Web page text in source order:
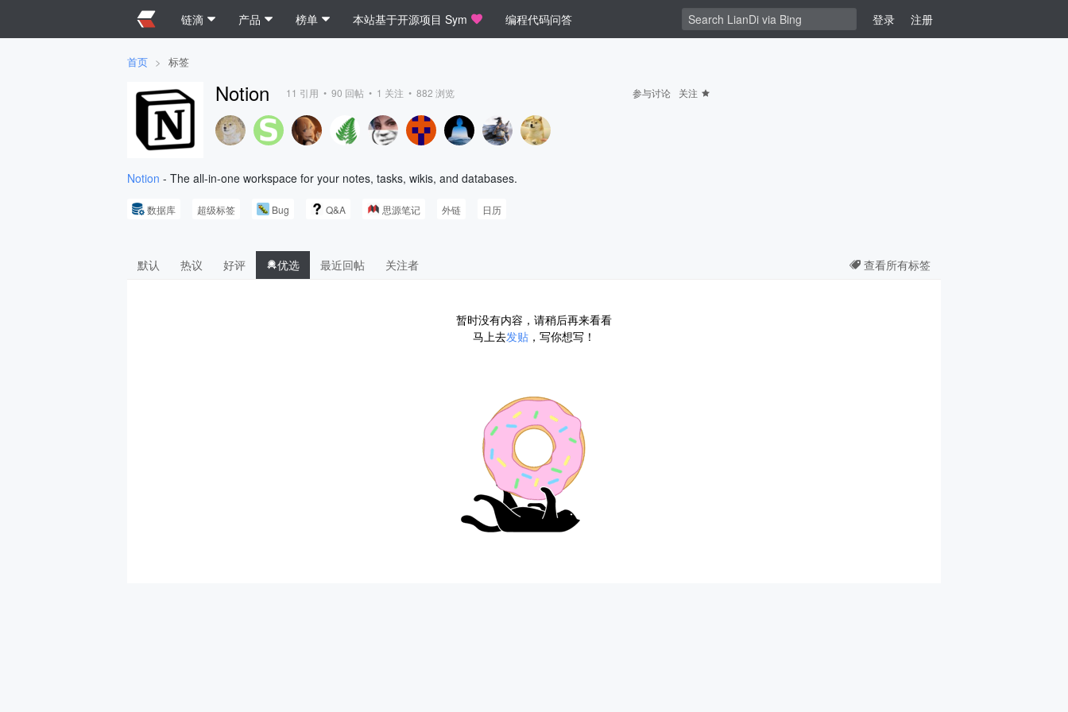
链滴 产品 榜单 本站基于开源项目 Sym 编程代码问答 登录 注册
首页 > 标签
Notion 11 引用 • 90 回帖 • 1 关注 • 882 浏览 参与讨论 关注
Notion - The all-in-one workspace for your notes, tasks, wikis, and databases.
数据库 超级标签 Bug Q&A 思源笔记 外链 日历
默认 热议 好评 优选 最近回帖 关注者 查看所有标签
暂时没有内容，请稍后再来看看
马上去发贴 ，写你想写！